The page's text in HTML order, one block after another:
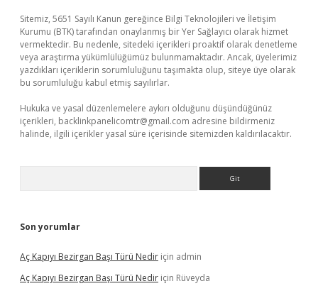
Sitemiz, 5651 Sayılı Kanun gereğince Bilgi Teknolojileri ve İletişim
Kurumu (BTK) tarafından onaylanmış bir Yer Sağlayıcı olarak hizmet
vermektedir. Bu nedenle, sitedeki içerikleri proaktif olarak denetleme
veya araştırma yükümlülüğümüz bulunmamaktadır. Ancak, üyelerimiz
yazdıkları içeriklerin sorumluluğunu taşımakta olup, siteye üye olarak
bu sorumluluğu kabul etmiş sayılırlar.
Hukuka ve yasal düzenlemelere aykırı olduğunu düşündüğünüz
içerikleri, backlinkpanelicomtr@gmail.com adresine bildirmeniz
halinde, ilgili içerikler yasal süre içerisinde sitemizden kaldırılacaktır.
Son yorumlar
Aç Kapıyı Bezirgan Başı Türü Nedir için admin
Aç Kapıyı Bezirgan Başı Türü Nedir için Rüveyda